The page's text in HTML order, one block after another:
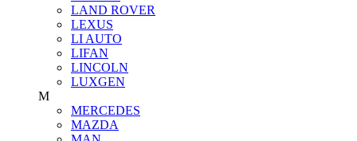
LAND ROVER
LEXUS
LI AUTO
LIFAN
LINCOLN
LUXGEN
M
MERCEDES
MAZDA